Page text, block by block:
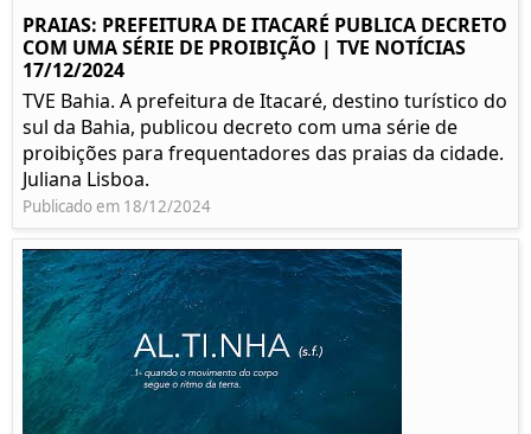
PRAIAS: PREFEITURA DE ITACARÉ PUBLICA DECRETO
COM UMA SÉRIE DE PROIBIÇÃO | TVE NOTÍCIAS
17/12/2024
TVE Bahia. A prefeitura de Itacaré, destino turístico do
sul da Bahia, publicou decreto com uma série de
proibições para frequentadores das praias da cidade.
Juliana Lisboa.
Publicado em 18/12/2024